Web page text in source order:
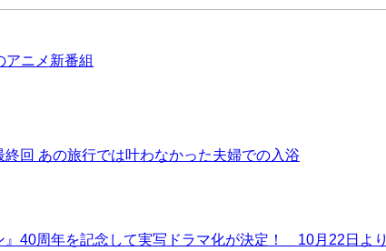
アニメ新番組
終回 あの旅行では叶わなかった夫婦での入浴
』40周年を記念して実写ドラマ化が決定！ 10月22日より